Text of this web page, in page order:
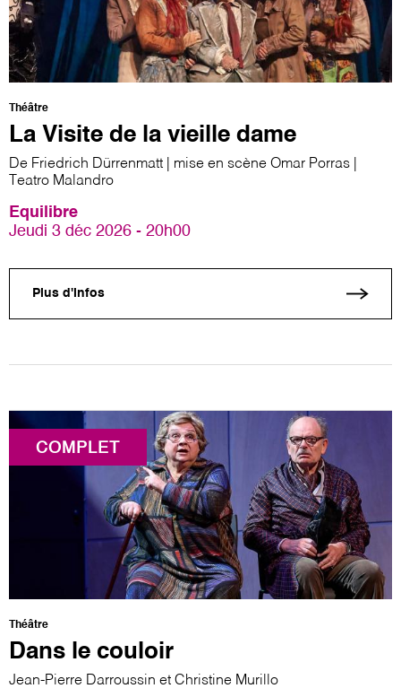
Théâtre
La Visite de la vieille dame
De Friedrich Dürrenmatt | mise en scène Omar Porras |
Teatro Malandro
Equilibre
Jeudi 3 déc 2026 - 20h00
Plus d'infos
COMPLET
Théâtre
Dans le couloir
Jean-Pierre Darroussin et Christine Murillo